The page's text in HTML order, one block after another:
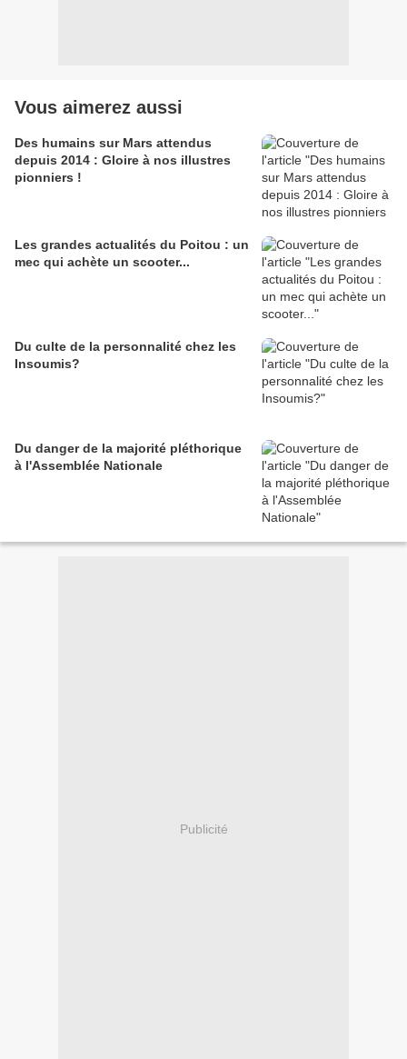
Vous aimerez aussi
Des humains sur Mars attendus
depuis 2014 : Gloire à nos illustres
pionniers !
Les grandes actualités du Poitou : un
mec qui achète un scooter...
Du culte de la personnalité chez les
Insoumis?
Du danger de la majorité pléthorique
à l'Assemblée Nationale
Publicité